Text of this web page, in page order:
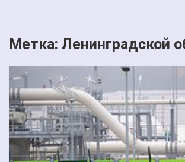
Метка: Ленинградской